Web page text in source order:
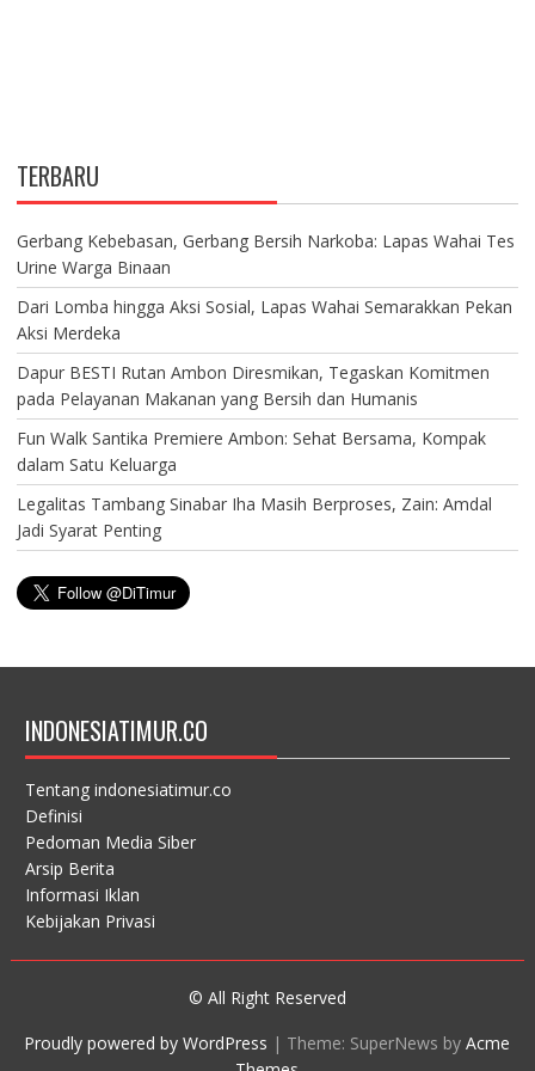
TERBARU
Gerbang Kebebasan, Gerbang Bersih Narkoba: Lapas Wahai Tes
Urine Warga Binaan
Dari Lomba hingga Aksi Sosial, Lapas Wahai Semarakkan Pekan
Aksi Merdeka
Dapur BESTI Rutan Ambon Diresmikan, Tegaskan Komitmen
pada Pelayanan Makanan yang Bersih dan Humanis
Fun Walk Santika Premiere Ambon: Sehat Bersama, Kompak
dalam Satu Keluarga
Legalitas Tambang Sinabar Iha Masih Berproses, Zain: Amdal
Jadi Syarat Penting
INDONESIATIMUR.CO
Tentang indonesiatimur.co
Definisi
Pedoman Media Siber
Arsip Berita
Informasi Iklan
Kebijakan Privasi
© All Right Reserved
Proudly powered by WordPress | Theme: SuperNews byAcme